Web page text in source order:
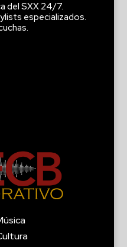
del SXX 24/7.
especializados.